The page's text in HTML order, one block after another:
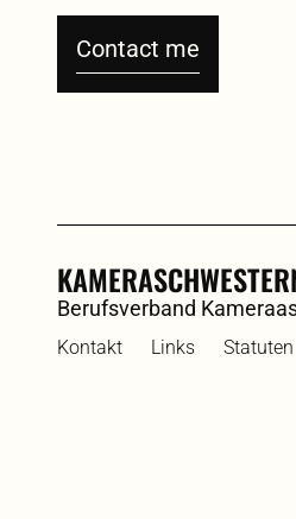
Contact me
Berufsverband
Kontakt Links Statuten